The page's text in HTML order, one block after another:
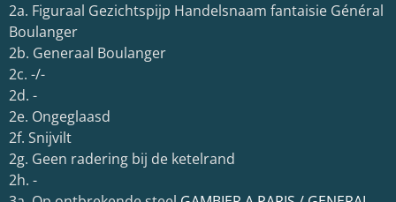
2a. Figuraal Gezichtspijp Handelsnaam fantaisie Général
Boulanger
2b. Generaal Boulanger
2c. -/-
2d. -
2e. Ongeglaasd
2f. Snijvilt
2g. Geen radering bij de ketelrand
2h. -